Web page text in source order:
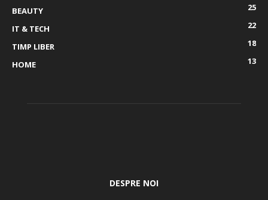
BEAUTY
25
IT & TECH
22
TIMP LIBER
18
HOME
13
DESPRE NOI